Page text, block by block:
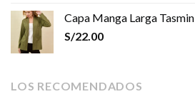
Capa Manga Larga Tasmin
S/22.00
LOS RECOMENDADOS